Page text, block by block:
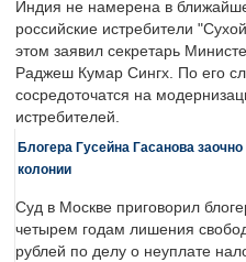
Индия не намерена в
российские истребители
этом заявил секретарь
Раджеш Кумар Сингх. По его
сосредоточатся на
истребителей.
Блогера Гусейна Гасанова
колонии
Суд в Москве приговорил
четырем годам лишения
рублей по делу о неуплате